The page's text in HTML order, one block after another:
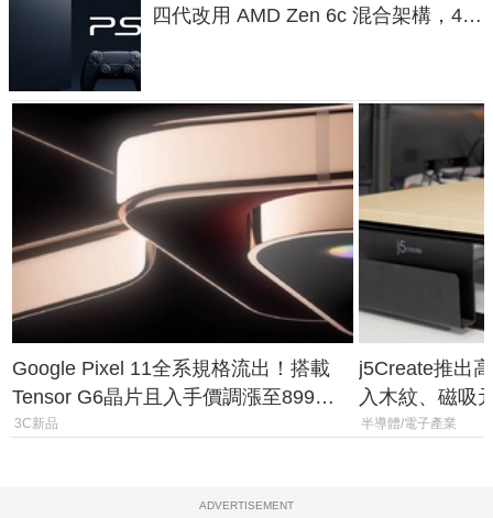
四代改用 AMD Zen 6c 混合架構，4K
Google Pixel 11全系規格流出！搭載
Tensor G6晶片且入手價調漲至899美
元
3C新品
j5Create推出
入木紋、磁吸
半導體/電子產業
ADVERTISEMENT